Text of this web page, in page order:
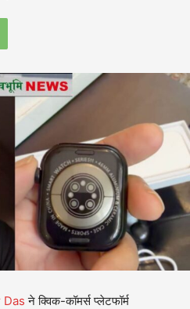
Das ने क्विक-कॉमर्स प्लेटफॉर्म